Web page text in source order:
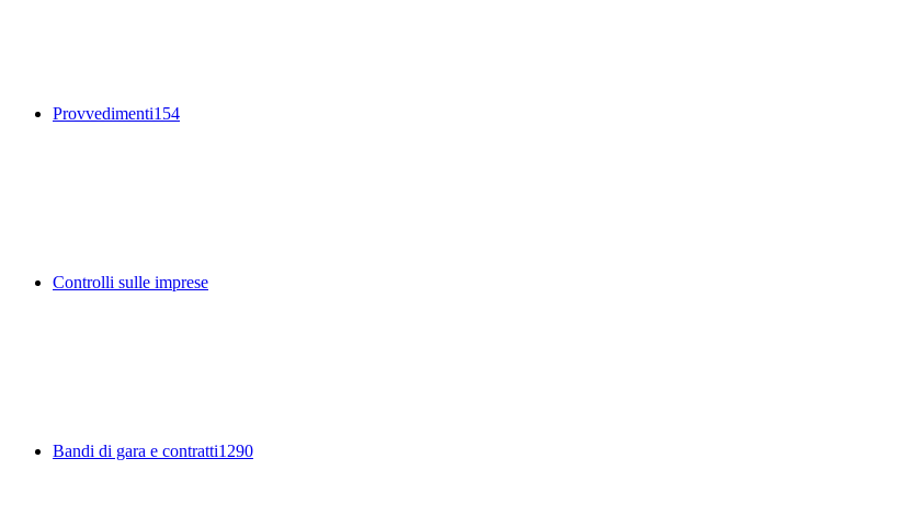
Provvedimenti154
Controlli sulle imprese
Bandi di gara e contratti1290